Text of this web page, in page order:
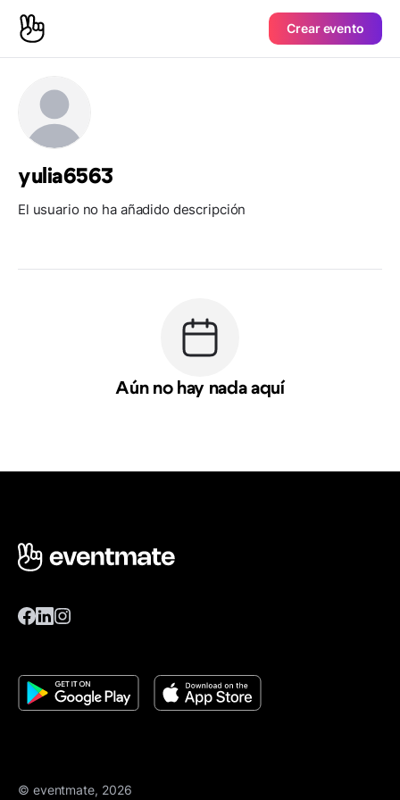
Crear evento
yulia6563
El usuario no ha añadido descripción
Aún no hay nada aquí
© eventmate, 2026